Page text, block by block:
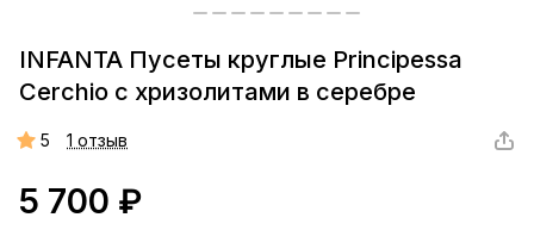
INFANTA Пусеты круглые Principessa
Cerchio с хризолитами в серебре
5 1 отзыв
5 700 ₽